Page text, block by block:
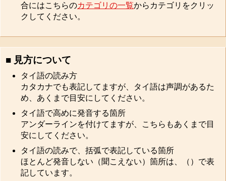
合にはこちらのカテゴリの一覧からカテゴリをクリッ
クしてください。
■ 見方について
タイ語の読み方
カタカナでも表記してますが、タイ語は声調があるた
め、あくまで目安にしてください。
タイ語で高めに発音する箇所
アンダーラインを付けてますが、こちらもあくまで目
安にしてください。
タイ語の読みで、括弧で表記している箇所
ほとんど発音しない（聞こえない）箇所は、（）で表
記しています。